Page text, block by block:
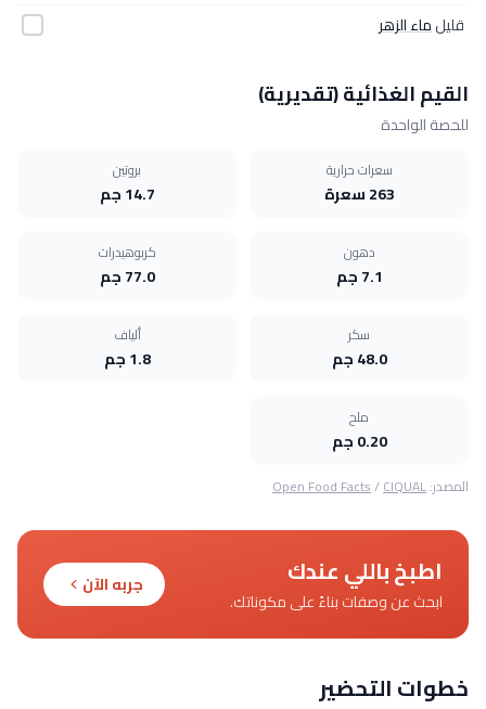
قليلماء الزهر
القيم الغذائية (تقديرية)
للحصة الواحدة
سعرات حرارية
263 سعرة
بروتين
14.7 جم
دهون
7.1 جم
كربوهيدرات
77.0 جم
سكر
48.0 جم
ألياف
1.8 جم
ملح
0.20 جم
المصدر: Open Food Facts/CIQUAL
اطبخ باللي عندك
ابحث عن وصفات بناءً على مكوناتك.
جربه الآن
خطوات التحضير